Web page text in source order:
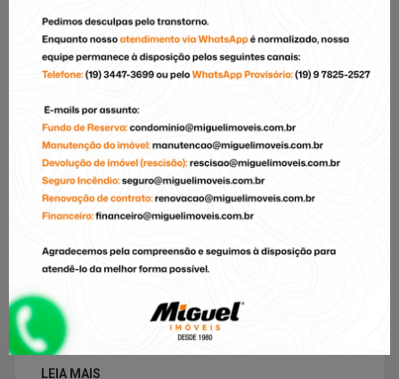
eventos Miguel Imóveis
Miguel Imóveis Inicia 2025 Com
Grandes Novidades E Celebra 45
Anos De História!
motivos para comemorar na Miguel Imóveis! Na
LEIA MAIS